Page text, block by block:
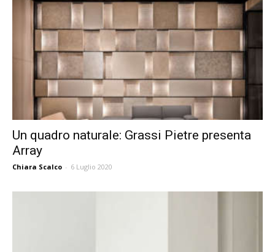
Un quadro naturale: Grassi Pietre presenta
Array
Chiara Scalco - 6 Luglio 2020